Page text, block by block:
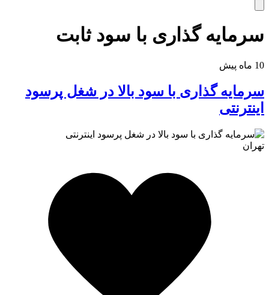
سرمایه گذاری با سود ثابت
10 ماه پیش
سرمایه گذاری با سود بالا در شغل پرسود
اینترنتی
تهران